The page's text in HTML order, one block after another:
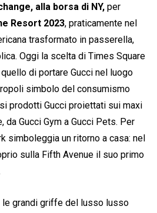
alla borsa di NY, per
Resort 2023, praticamente nel
trasformato in passerella,
Oggi la scelta di Times Square
di portare Gucci nel luogo
simbolo del consumismo
prodotti Gucci proiettati sui maxi
da Gucci Gym a Gucci Pets. Per
simboleggia un ritorno a casa: nel
sulla Fifth Avenue il suo primo
le grandi griffe del lusso lusso